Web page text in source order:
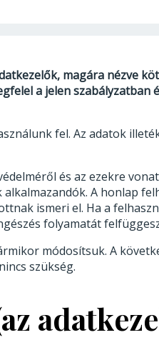
magára nézve
a jelen
fel. Az adatok
és az ezekre
A honlap
ismeri el. Ha a
folyamatát
módosítsuk. A
szükség.